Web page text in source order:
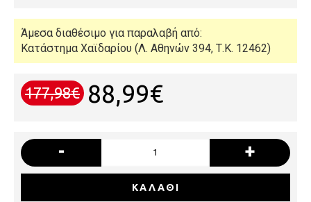
Άμεσα διαθέσιμο για παραλαβή από:
Κατάστημα Χαϊδαρίου (Λ. Αθηνών 394, Τ.Κ. 12462)
177,98€ 88,99€
- +
ΚΑΛΆΘΙ